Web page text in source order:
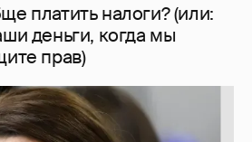
платить налоги? (или:
деньги, когда мы
прав)